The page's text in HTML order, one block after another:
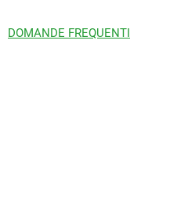
DOMANDE FREQUENTI